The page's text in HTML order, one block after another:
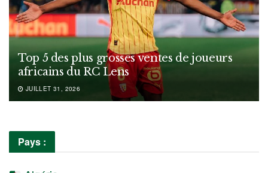
Top 5 des plus grosses ventes de joueurs
africains du RC Lens
JUILLET 31, 2026
Pays :